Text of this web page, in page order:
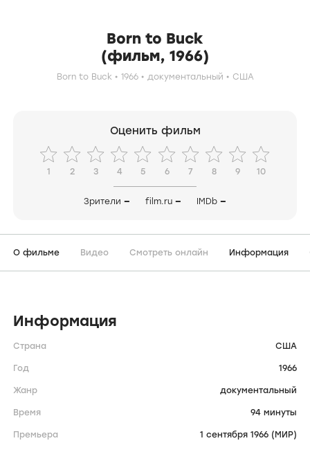
Born to Buck
(фильм, 1966)
Born to Buck 1966 документальный США
Оценить фильм
1 2 3 4 5 6 7 8 9 10
Зрители — film.ru — IMDb —
О фильме Видео Смотреть онлайн Информация
Информация
Страна США
Год 1966
Жанр документальный
Время 94 минуты
Премьера 1 сентября 1966 (МИР)